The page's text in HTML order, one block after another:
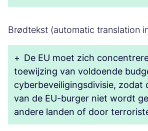
Brødtekst (automatic translation
+ De EU moet zich
toewijzing van voldoende
cyberbeveiligingsdivisie, zodat
van de EU-burger niet wordt
andere landen of door